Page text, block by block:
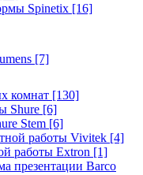
Spinetix [16]
[7]
комнат [130]
Shure [6]
Stem [6]
работы Vivitek [4]
работы Extron [1]
презентации Barco